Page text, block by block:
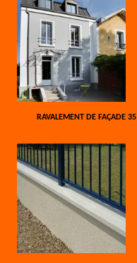
RAVALEMENT DE FAÇADE 35